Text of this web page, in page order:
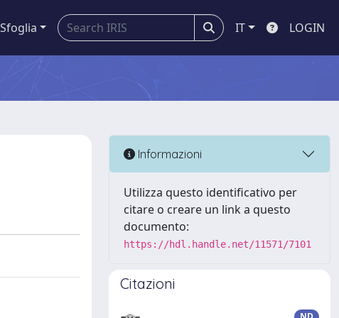
Sfoglia IT LOGIN
Informazioni
Utilizza questo identificativo per
citare o creare un link a questo
documento:
https://hdl.handle.net/11571/7101
Citazioni